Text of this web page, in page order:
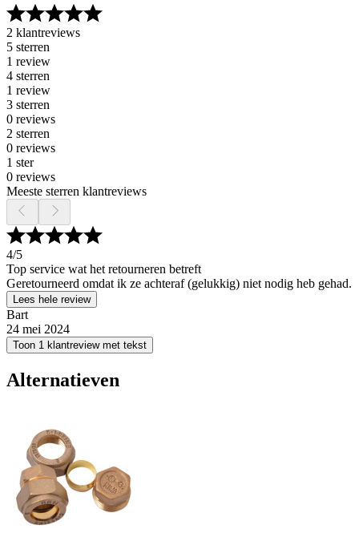
2 klantreviews
5 sterren
1 review
4 sterren
1 review
3 sterren
0 reviews
2 sterren
0 reviews
1 ster
0 reviews
Meeste sterren klantreviews
4/5
Top service wat het retourneren betreft
Geretourneerd omdat ik ze achteraf (gelukkig) niet nodig heb gehad.
Lees hele review
Bart
24 mei 2024
Toon 1 klantreview met tekst
Alternatieven